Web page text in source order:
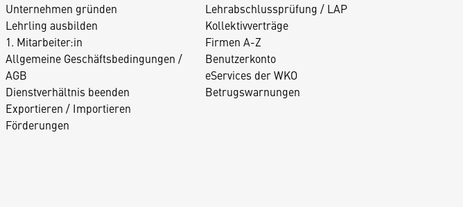
Unternehmen gründen
Lehrling ausbilden
1. Mitarbeiter:in
Allgemeine Geschäftsbedingungen /
AGB
Dienstverhältnis beenden
Exportieren / Importieren
Förderungen
Lehrabschlussprüfung / LAP
Kollektivverträge
Firmen A-Z
Benutzerkonto
eServices der WKO
Betrugswarnungen